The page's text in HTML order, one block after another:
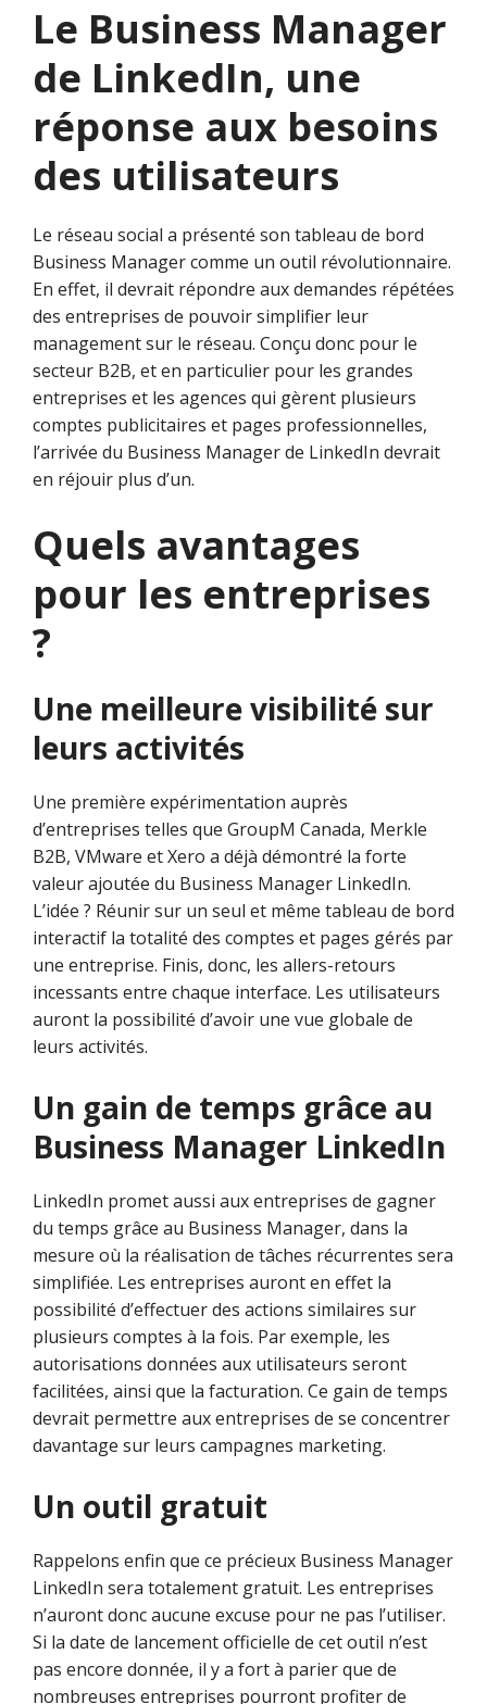
Le Business Manager
de LinkedIn, une
réponse aux besoins
des utilisateurs
Le réseau social a présenté son tableau de bord
Business Manager comme un outil révolutionnaire.
En effet, il devrait répondre aux demandes répétées
des entreprises de pouvoir simplifier leur
management sur le réseau. Conçu donc pour le
secteur B2B, et en particulier pour les grandes
entreprises et les agences qui gèrent plusieurs
comptes publicitaires et pages professionnelles,
l’arrivée du Business Manager de LinkedIn devrait
en réjouir plus d’un.
Quels avantages
pour les entreprises
?
Une meilleure visibilité sur
leurs activités
Une première expérimentation auprès
d’entreprises telles que GroupM Canada, Merkle
B2B, VMware et Xero a déjà démontré la forte
valeur ajoutée du Business Manager LinkedIn.
L’idée ? Réunir sur un seul et même tableau de bord
interactif la totalité des comptes et pages gérés par
une entreprise. Finis, donc, les allers-retours
incessants entre chaque interface. Les utilisateurs
auront la possibilité d’avoir une vue globale de
leurs activités.
Un gain de temps grâce au
Business Manager LinkedIn
LinkedIn promet aussi aux entreprises de gagner
du temps grâce au Business Manager, dans la
mesure où la réalisation de tâches récurrentes sera
simplifiée. Les entreprises auront en effet la
possibilité d’effectuer des actions similaires sur
plusieurs comptes à la fois. Par exemple, les
autorisations données aux utilisateurs seront
facilitées, ainsi que la facturation. Ce gain de temps
devrait permettre aux entreprises de se concentrer
davantage sur leurs campagnes marketing.
Un outil gratuit
Rappelons enfin que ce précieux Business Manager
LinkedIn sera totalement gratuit. Les entreprises
n’auront donc aucune excuse pour ne pas l’utiliser.
Si la date de lancement officielle de cet outil n’est
pas encore donnée, il y a fort à parier que de
nombreuses entreprises pourront profiter de